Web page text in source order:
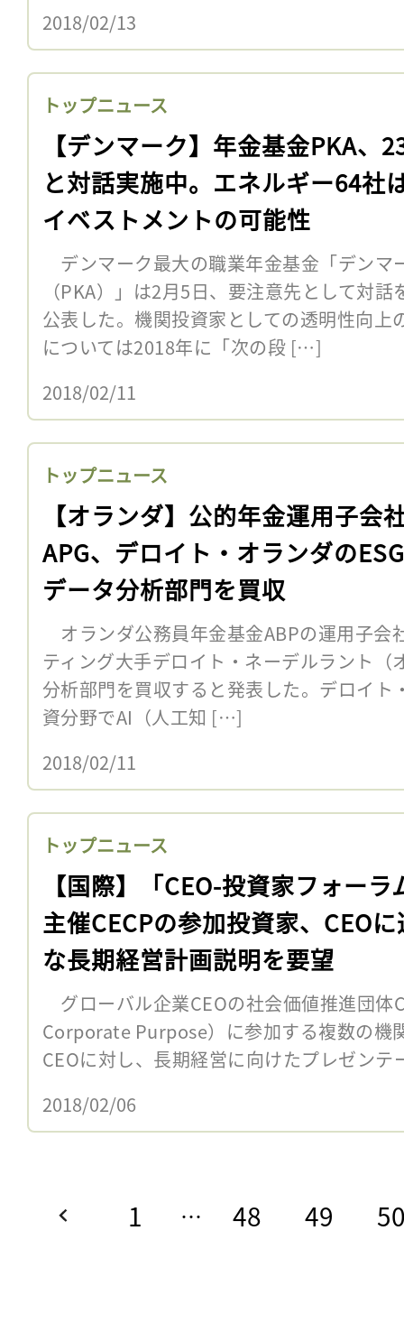
2018/02/13
トップニュース
【デンマーク】年金基金PKA、
と対話実施中。エネルギー64社
イベストメントの可能性
デンマーク最大の職業年金基金「デンマ
（PKA）」は2月5日、要注意先として対
公表した。機関投資家としての透明性向上
については2018年に「次の段 […]
2018/02/11
トップニュース
【オランダ】公的年金運用子会
APG、デロイト・オランダの
データ分析部門を買収
オランダ公務員年金基金ABPの運用子会
ティング大手デロイト・ネーデルラント（
分析部門を買収すると発表した。デロイト
資分野でAI（人工知 […]
2018/02/11
トップニュース
【国際】「CEO-投資家フォーラ
主催CECPの参加投資家、CEO
な長期経営計画説明を要望
グローバル企業CEOの社会価値推進団
Corporate Purpose）に参加する複数の機
CEOに対し、長期経営に向けたプレゼン
2018/02/06
1 … 48 49